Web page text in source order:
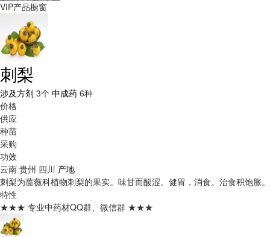
VIP产品橱窗
刺梨
涉及方剂 3个 中成药 6种
价格
供应
种苗
采购
功效
云南 贵州 四川 产地
刺梨为蔷薇科植物刺梨的果实。味甘而酸涩。健胃，消食。治食积饱胀。
特性
★★★ 专业中药材QQ群、微信群 ★★★